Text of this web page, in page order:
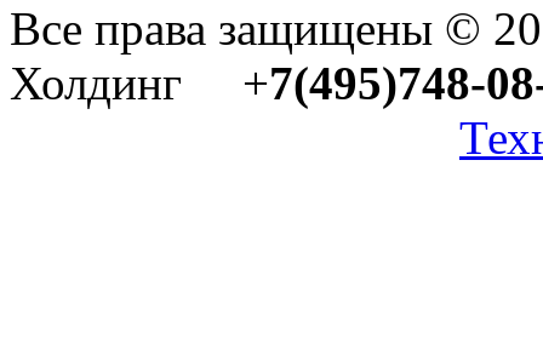
Все права защищены ©
Холдинг +7(495)748-